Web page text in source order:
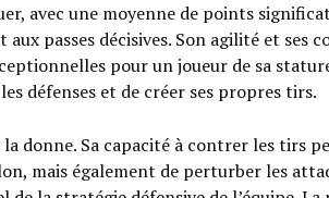
avec une moyenne de points
passes décisives. Son agilité et ses
pour un joueur de sa
défenses et de créer ses propres tirs.
donne. Sa capacité à contrer les tirs
mais également de perturber les